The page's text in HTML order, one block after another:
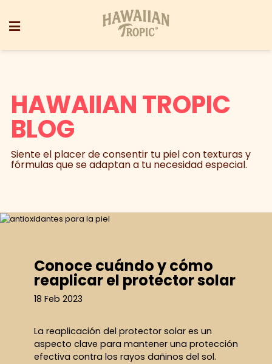
HAWAIIAN TROPIC
BLOG
Siente el placer de consentir tu piel con texturas y
fórmulas que se adaptan a tu necesidad especial.
Conoce cuándo y cómo
reaplicar el protector solar
18 Feb 2023
La reaplicación del protector solar es un
aspecto clave para mantener una protección
efectiva contra los rayos dañinos del sol.